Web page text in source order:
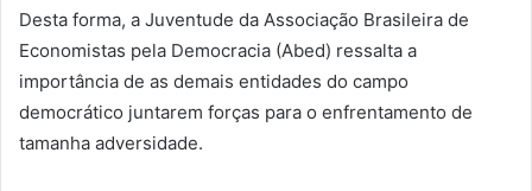
Desta forma, a Juventude da Associação Brasileira de
Economistas pela Democracia (Abed) ressalta a
importância de as demais entidades do campo
democrático juntarem forças para o enfrentamento de
tamanha adversidade.